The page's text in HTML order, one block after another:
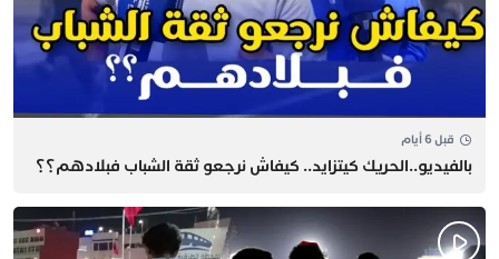
قبل 6 أيام
بالفيديو..الحريك كيتزايد.. كيفاش نرجعو ثقة الشباب فبلادهم؟؟